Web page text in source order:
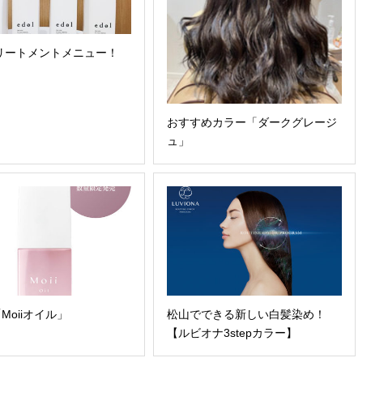
ートメントメニュー！
おすすめカラー「ダークグレージ
ュ」
オイル」
松山でできる新しい白髪染め！
【ルビオナ3stepカラー】